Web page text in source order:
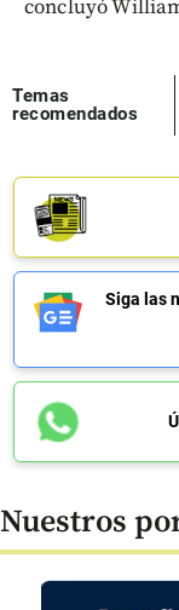
concluyó
Temas
recomendados
Siga las
Nuestros